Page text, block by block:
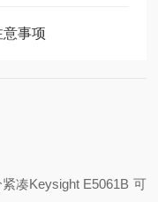
事项
凑Keysight E5061B 可